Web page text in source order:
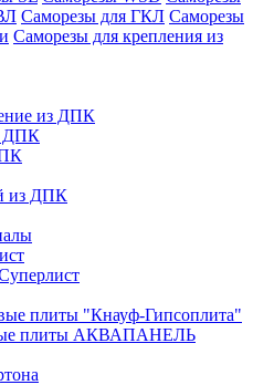
Саморезы для ГКЛ Саморезы
Саморезы для крепления из
из ДПК
ДПК
из ДПК
плиты "Кнауф-Гипсоплита"
плиты АКВАПАНЕЛЬ